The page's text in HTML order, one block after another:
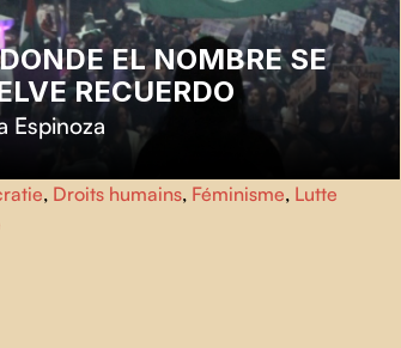
EL NOMBRE SE
RECUERDO
Espinoza
pochoirs, passants et insectes apparaissent et
sur un pont de Cuenca, une ville du sud de
mettant au jour la violence de genre qui
, Droits humains, Féminisme, Lutte